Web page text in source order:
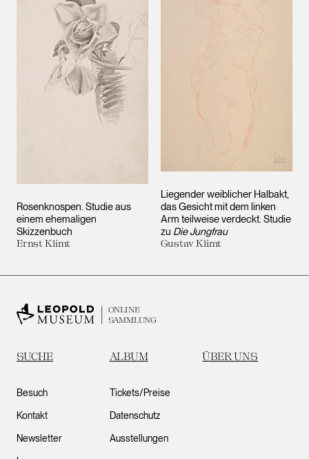
Rosenknospen. Studie aus
einem ehemaligen
Skizzenbuch
Ernst Klimt
Liegender weiblicher Halbakt,
das Gesicht mit dem linken
Arm teilweise verdeckt. Studie
zu Die Jungfrau
Gustav Klimt
ONLINE
SAMMLUNG
SUCHE ALBUM ÜBER UNS
Besuch
Kontakt
Newsletter
Tickets/Preise
Datenschutz
Ausstellungen